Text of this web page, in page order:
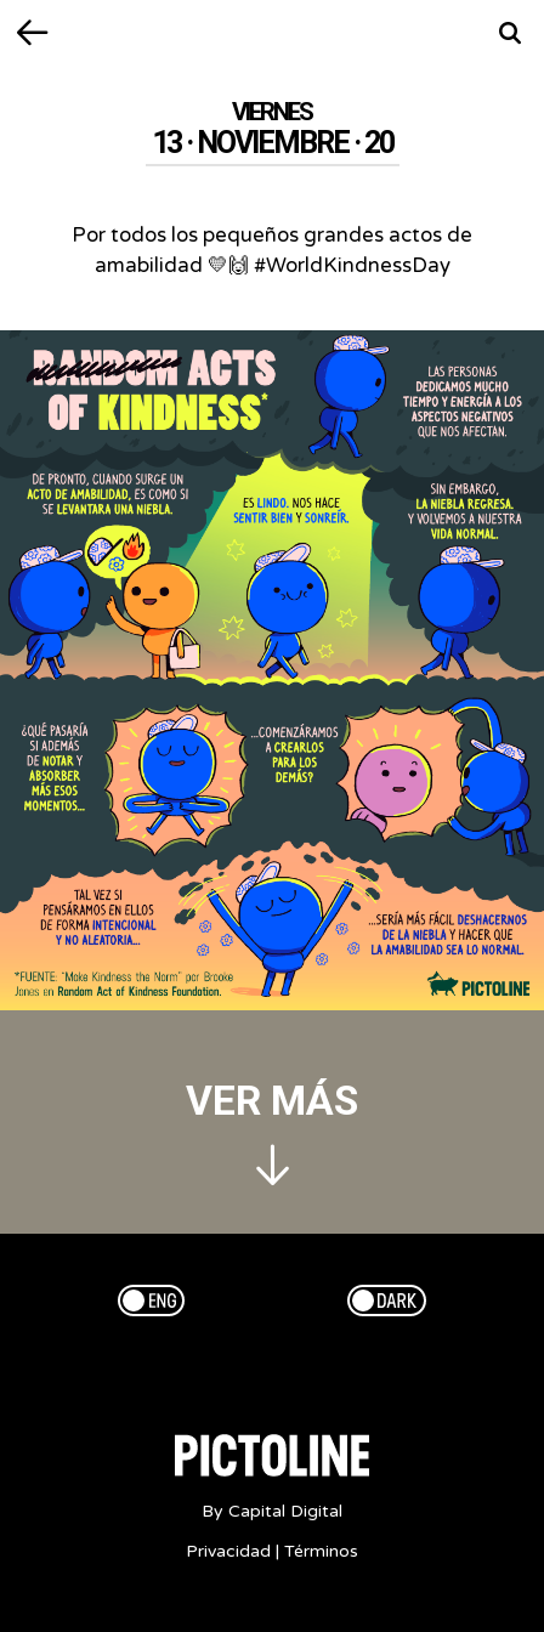
VIERNES
13 · NOVIEMBRE · 20
Por todos los pequeños grandes actos de
amabilidad 💛🙌 #WorldKindnessDay
VER MÁS
Esp/Eng Dark/Light
By Capital Digital
Privacidad | Términos